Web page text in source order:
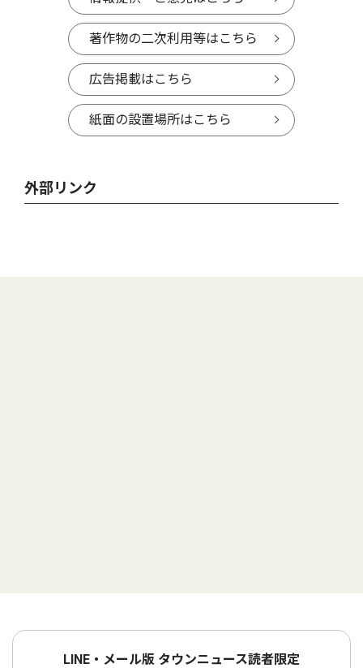
著作物の二次利用等はこちら
広告掲載はこちら
紙面の設置場所はこちら
外部リンク
LINE・メール版 タウンニュース読者限定